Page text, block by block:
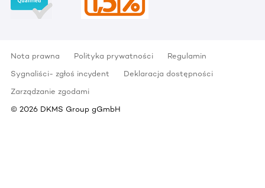
Nota prawna Polityka prywatności
Regulamin
Sygnaliści- zgłoś incydent
Deklaracja dostępności
Zarządzanie zgodami
© 2026 DKMS Group gGmbH